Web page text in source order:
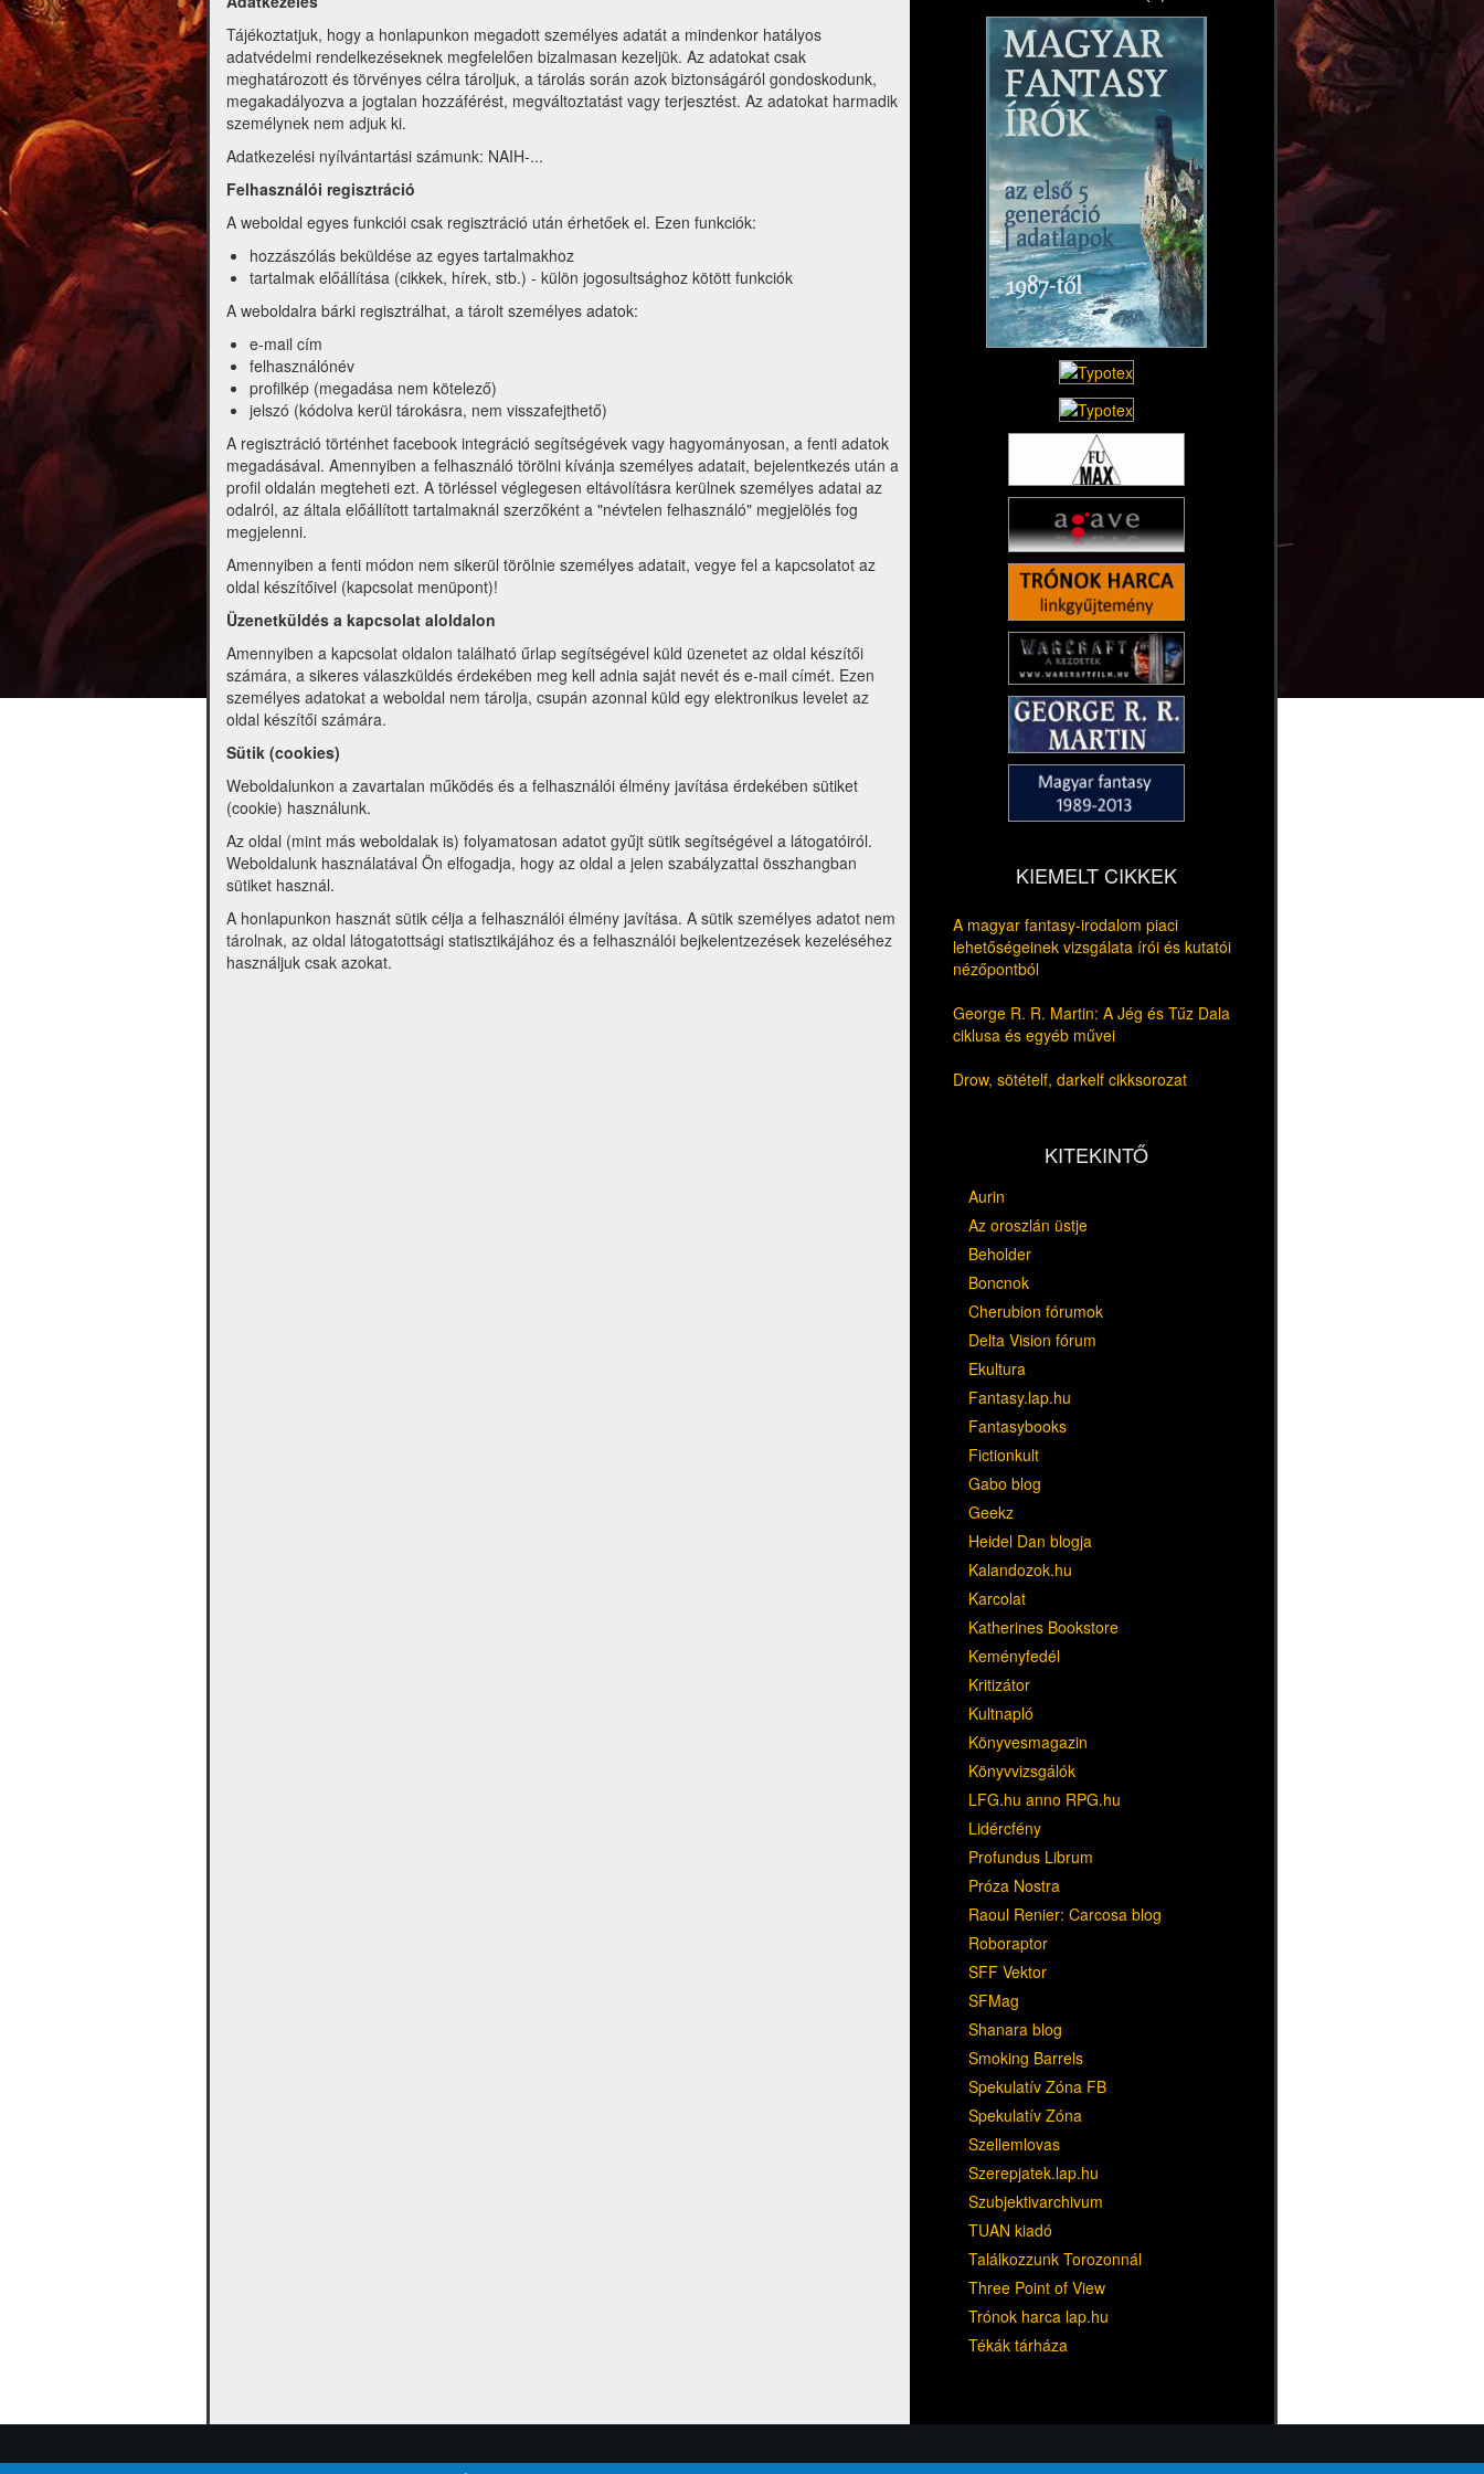
Tájékoztatjuk, hogy a honlapunkon megadott személyes adatát a mindenkor hatályos
adatvédelmi rendelkezéseknek megfelelően bizalmasan kezeljük. Az adatokat csak
meghatározott és törvényes célra tároljuk, a tárolás során azok biztonságáról gondoskodunk,
megakadályozva a jogtalan hozzáférést, megváltoztatást vagy terjesztést. Az adatokat harmadik
személynek nem adjuk ki.
Adatkezelési nyílvántartási számunk: NAIH-...
Felhasználói regisztráció
A weboldal egyes funkciói csak regisztráció után érhetőek el. Ezen funkciók:
hozzászólás beküldése az egyes tartalmakhoz
tartalmak előállítása (cikkek, hírek, stb.) - külön jogosultsághoz kötött funkciók
A weboldalra bárki regisztrálhat, a tárolt személyes adatok:
e-mail cím
felhasználónév
profilkép (megadása nem kötelező)
jelszó (kódolva kerül tárokásra, nem visszafejthető)
A regisztráció történhet facebook integráció segítségévek vagy hagyományosan, a fenti adatok
megadásával. Amennyiben a felhasználó törölni kívánja személyes adatait, bejelentkezés után a
profil oldalán megteheti ezt. A törléssel véglegesen eltávolításra kerülnek személyes adatai az
odalról, az általa előállított tartalmaknál szerzőként a "névtelen felhasználó" megjelölés fog
megjelenni.
Amennyiben a fenti módon nem sikerül törölnie személyes adatait, vegye fel a kapcsolatot az
oldal készítőivel (kapcsolat menüpont)!
Üzenetküldés a kapcsolat aloldalon
Amennyiben a kapcsolat oldalon található űrlap segítségével küld üzenetet az oldal készítői
számára, a sikeres válaszküldés érdekében meg kell adnia saját nevét és e-mail címét. Ezen
személyes adatokat a weboldal nem tárolja, csupán azonnal küld egy elektronikus levelet az
oldal készítői számára.
Sütik (cookies)
Weboldalunkon a zavartalan működés és a felhasználói élmény javítása érdekében sütiket
(cookie) használunk.
Az oldal (mint más weboldalak is) folyamatosan adatot gyűjt sütik segítségével a látogatóiról.
Weboldalunk használatával Ön elfogadja, hogy az oldal a jelen szabályzattal összhangban
sütiket használ.
A honlapunkon hasznát sütik célja a felhasználói élmény javítása. A sütik személyes adatot nem
tárolnak, az oldal látogatottsági statisztikájához és a felhasználói bejkelentzezések kezeléséhez
használjuk csak azokat.
KIEMELT CIKKEK
A magyar fantasy-irodalom piaci
lehetőségeinek vizsgálata írói és kutatói
nézőpontból
George R. R. Martin: A Jég és Tűz Dala
ciklusa és egyéb művei
Drow, sötételf, darkelf cikksorozat
KITEKINTŐ
Aurin
Az oroszlán üstje
Beholder
Boncnok
Cherubion fórumok
Delta Vision fórum
Ekultura
Fantasy.lap.hu
Fantasybooks
Fictionkult
Gabo blog
Geekz
Heidel Dan blogja
Kalandozok.hu
Karcolat
Katherines Bookstore
Keményfedél
Kritizátor
Kultnapló
Könyvesmagazin
Könyvvizsgálók
LFG.hu anno RPG.hu
Lidércfény
Profundus Librum
Próza Nostra
Raoul Renier: Carcosa blog
Roboraptor
SFF Vektor
SFMag
Shanara blog
Smoking Barrels
Spekulatív Zóna FB
Spekulatív Zóna
Szellemlovas
Szerepjatek.lap.hu
Szubjektivarchivum
TUAN kiadó
Találkozzunk Torozonnál
Three Point of View
Trónok harca lap.hu
Tékák tárháza